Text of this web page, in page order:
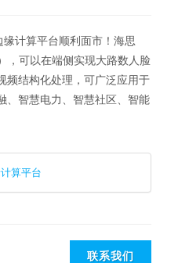
计算平台顺利面市！海思
，可以在端侧实现大路数人脸
频结构化处理，可广泛应用于
、智慧电力、智慧社区、智能
算平台
联系我们